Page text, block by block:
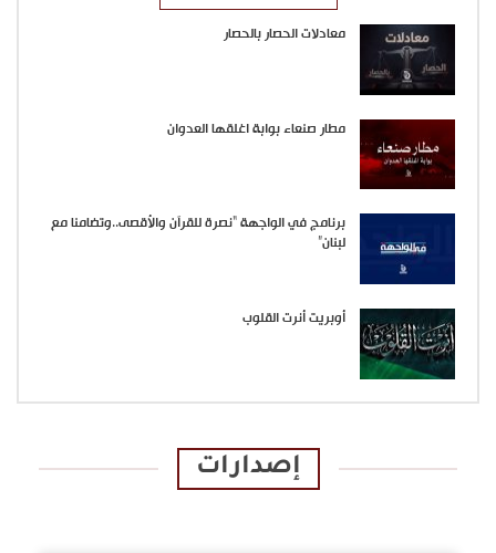
معادلات الحصار بالحصار
مطار صنعاء بوابة اغلقها العدوان
برنامج في الواجهة “نصرة للقرآن والأقصى..وتضامنا مع
لبنان”
أوبريت أنرت القلوب
إصدارات